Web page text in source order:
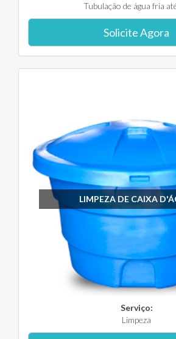
Tubulação de água fria
Solicite Agora
LIMPEZA DE CAIXA
Serviço:
Limpeza